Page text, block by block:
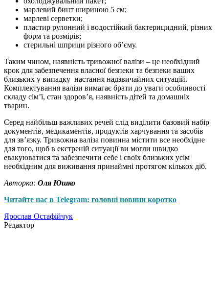
марлевий бинт шириною 5 см;
марлеві серветки;
пластир рулонний і водостійкий бактерицидний, різних
форм та розмірів;
стерильні шприци різного обʼєму.
Таким чином, наявність тривожної валізи – це необхідний
крок для забезпечення власної безпеки та безпеки ваших
близьких у випадку настання надзвичайних ситуацій.
Комплектування валізи вимагає брати до уваги особливості
складу сім’ї, стан здоров’я, наявність дітей та домашніх
тварин.
Серед найбільш важливих речей слід виділити базовий набір
документів, медикаментів, продуктів харчування та засобів
для зв’язку. Тривожна валіза повинна містити все необхідне
для того, щоб в екстреній ситуації ви могли швидко
евакуюватися та забезпечити себе і своїх близьких усім
необхідним для виживання принаймні протягом кількох діб.
Авторка: Оля Юшко
Читайте нас в Telegram: головні новини коротко
Ярослав Остафійчук
Редактор